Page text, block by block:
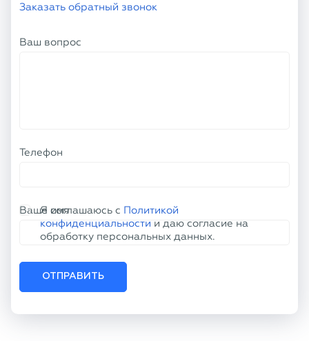
Заказать обратный звонок
Ваш вопрос
КОНТАКТНАЯ ИНФОРМАЦИЯ